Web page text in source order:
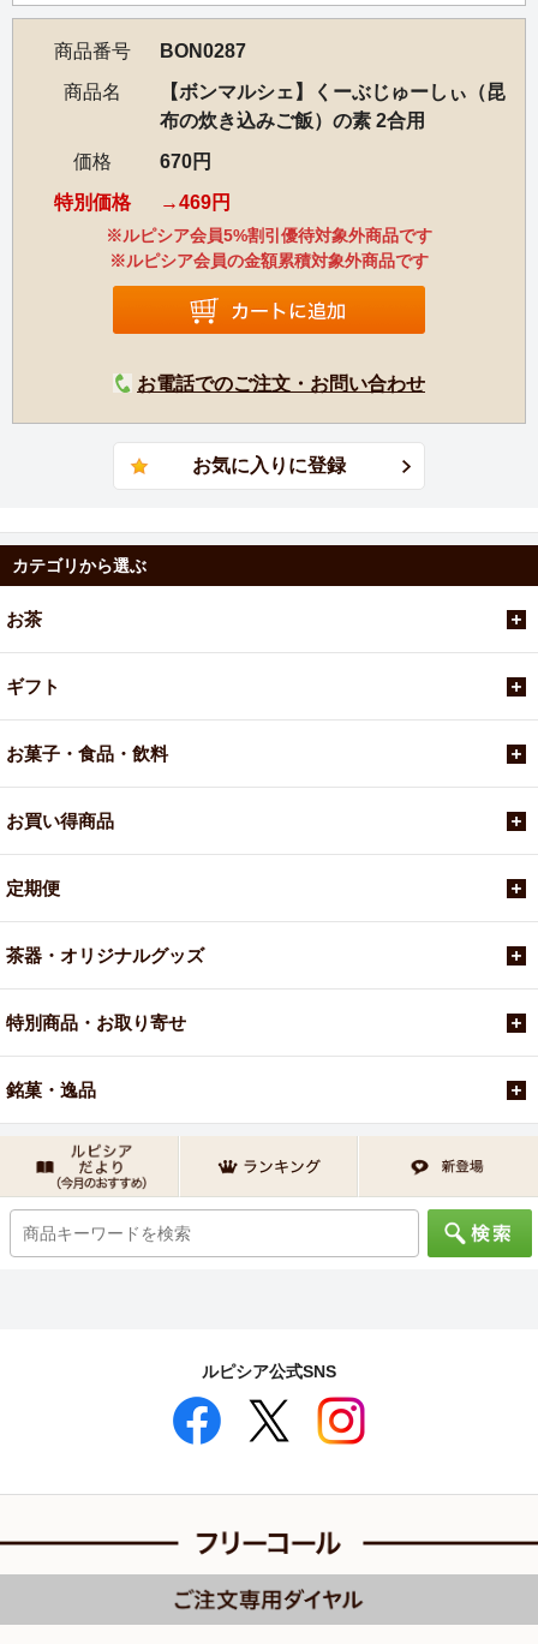
商品番号
BON0287
商品名
【ボンマルシェ】くーぶじゅーしぃ（昆
布の炊き込みご飯）の素 2合用
価格
670円
特別価格
469円
※ルピシア会員5%割引優待対象外商品です
※ルピシア会員の金額累積対象外商品です
お電話でのご注文・お問い合わせ
カテゴリから選ぶ
お茶
ギフト
お菓子・食品・飲料
お買い得商品
定期便
茶器・オリジナルグッズ
特別商品・お取り寄せ
銘菓・逸品
ルピシア公式SNS